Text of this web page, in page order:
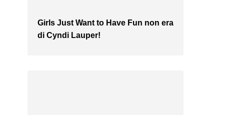
Girls Just Want to Have Fun non era
di Cyndi Lauper!